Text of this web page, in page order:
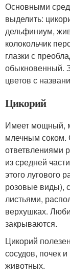
Основными
выделить:
дельфиниум,
колокольчик
глазки с
обыкновенный.
цветов с
Цикорий
Имеет мощный,
млечным соком.
ответвлениями
из средней
этого лугового
розовые виды),
листьями,
верхушках.
закрываются.
Цикорий
сосудов, почек
животных.